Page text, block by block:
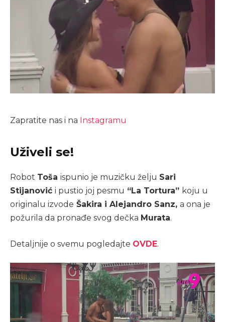
Zapratite nas i na Instagramu
Uživeli se!
Robot Toša ispunio je muzičku želju Sari
Stijanović i pustio joj pesmu “La Tortura” koju u
originalu izvode Šakira i Alejandro Sanz, a ona je
požurila da pronađe svog dečka Murata.
Detaljnije o svemu pogledajte OVDE.